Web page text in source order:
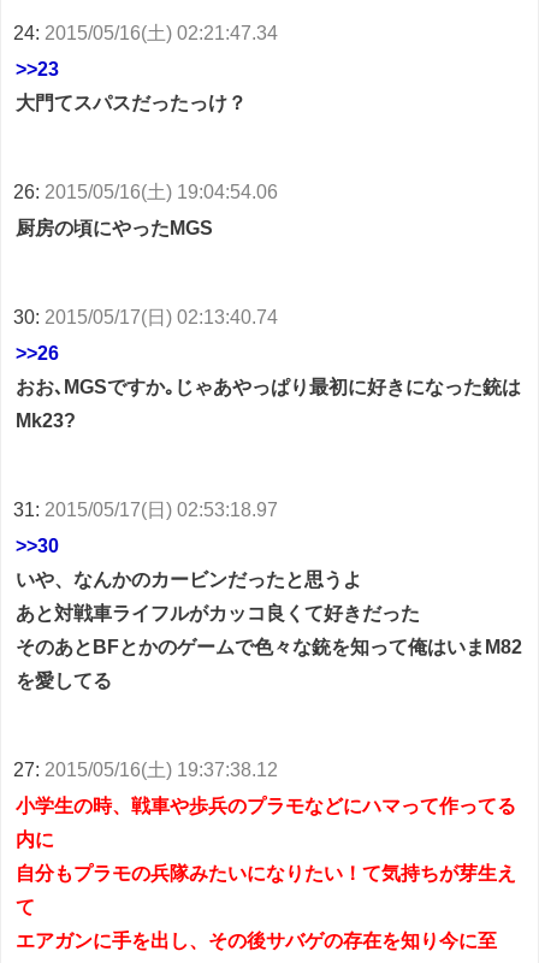
24: 2015/05/16(土) 02:21:47.34
>>23
大門てスパスだったっけ？
26: 2015/05/16(土) 19:04:54.06
厨房の頃にやったMGS
30: 2015/05/17(日) 02:13:40.74
>>26
おお､MGSですか｡じゃあやっぱり最初に好きになった銃は
Mk23?
31: 2015/05/17(日) 02:53:18.97
>>30
いや、なんかのカービンだったと思うよ
あと対戦車ライフルがカッコ良くて好きだった
そのあとBFとかのゲームで色々な銃を知って俺はいまM82
を愛してる
27: 2015/05/16(土) 19:37:38.12
小学生の時、戦車や歩兵のプラモなどにハマって作ってる
内に
自分もプラモの兵隊みたいになりたい！て気持ちが芽生え
て
エアガンに手を出し、その後サバゲの存在を知り今に至